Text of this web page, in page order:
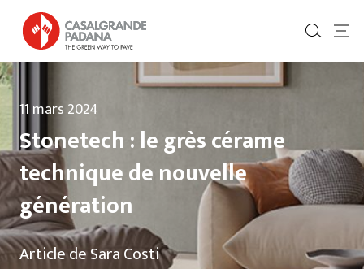
11 mars 2024
Stonetech : le grès cérame
technique de nouvelle
génération
Article de Sara Costi